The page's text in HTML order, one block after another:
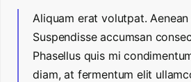
Aliquam erat volutpat.
Suspendisse accumsan
Phasellus quis mi
diam, at fermentum elit